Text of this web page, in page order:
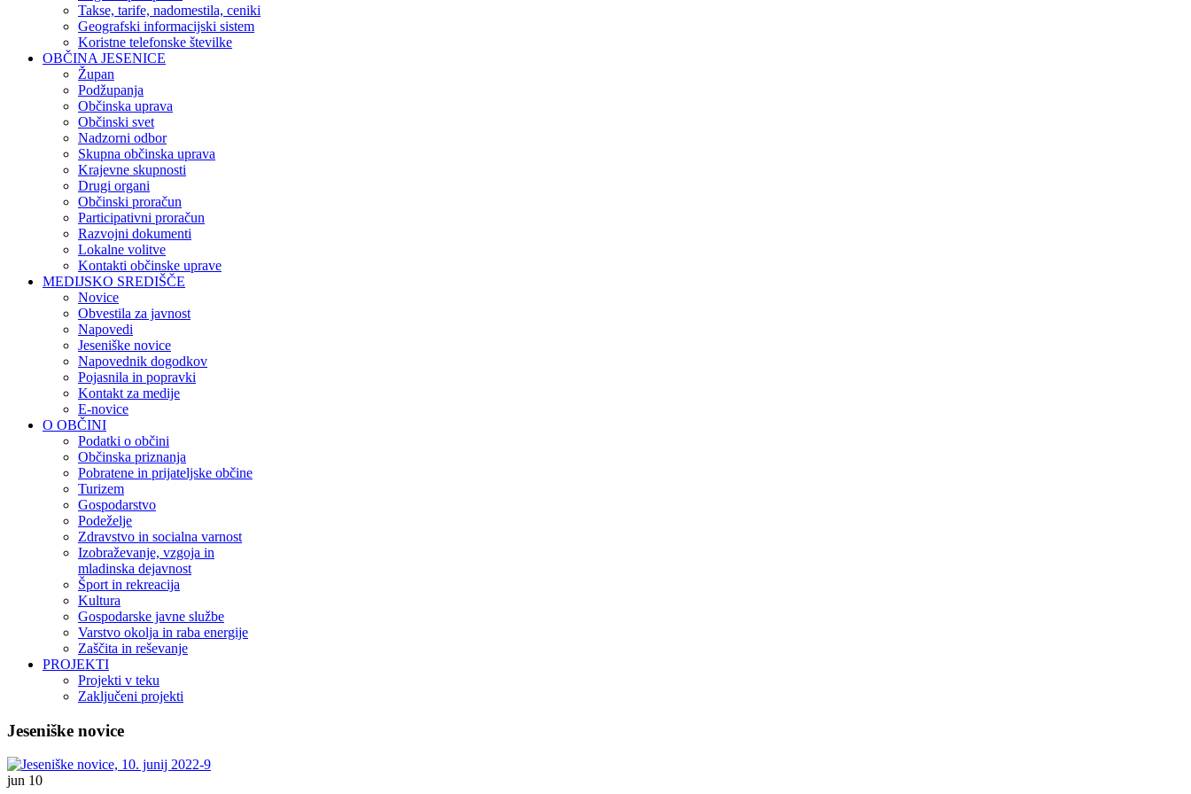
Takse, tarife, nadomestila, ceniki
Geografski informacijski sistem
Koristne telefonske številke
OBČINA JESENICE
Župan
Podžupanja
Občinska uprava
Občinski svet
Nadzorni odbor
Skupna občinska uprava
Krajevne skupnosti
Drugi organi
Občinski proračun
Participativni proračun
Razvojni dokumenti
Lokalne volitve
Kontakti občinske uprave
MEDIJSKO SREDIŠČE
Novice
Obvestila za javnost
Napovedi
Jeseniške novice
Napovednik dogodkov
Pojasnila in popravki
Kontakt za medije
E-novice
O OBČINI
Podatki o občini
Občinska priznanja
Pobratene in prijateljske občine
Turizem
Gospodarstvo
Podeželje
Zdravstvo in socialna varnost
Izobraževanje, vzgoja in
mladinska dejavnost
Šport in rekreacija
Kultura
Gospodarske javne službe
Varstvo okolja in raba energije
Zaščita in reševanje
PROJEKTI
Projekti v teku
Zaključeni projekti
Jeseniške novice
jun 10